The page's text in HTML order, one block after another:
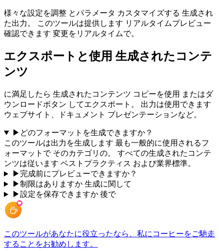
様々な設定を調整 とパラメータ カスタマイズする 生成され
た出力。 このツールは提供します リアルタイムプレビュー
確認できます 変更をリアルタイムで。
エクスポートと使用 生成されたコンテ
ンツ
に満足したら 生成されたコンテンツ コピーを使用 またはダ
ウンロードボタン してエクスポート。 出力は使用できます
ウェブサイト、ドキュメント プレゼンテーションなど。
▶ どのフォーマットを生成できますか？
このツールは出力を生成します 最も一般的に使用されるフ
ォーマットで そのカテゴリの。 すべての生成されたコンテ
ンツは従います ベストプラクティス および業界標準。
▶ 完成前にプレビューできますか？
▶制限はありますか 生成に関して
▶設定を保存できますか 後で
このツールがあなたに役立ったなら、私にコーヒーをご馳走
することをお勧めします。